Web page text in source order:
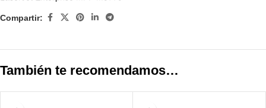
Compartir:
También te recomendamos…